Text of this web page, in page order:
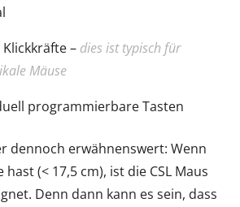
– dies ist typisch für
Mäuse
programmierbare Tasten
dennoch erwähnenswert: Wenn
(< 17,5 cm), ist die CSL Maus
Denn dann kann es sein, dass